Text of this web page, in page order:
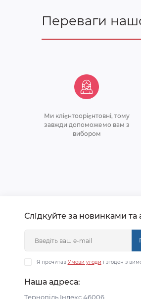
Переваги
Ми клiєнтоорiєнтовнi, тому
завжди допоможемо вам з
вибором
Слідкуйте за новинками та
Я прочитав Умови угоди і згоден з
Наша адреса:
Тернопіль Індекс 46006